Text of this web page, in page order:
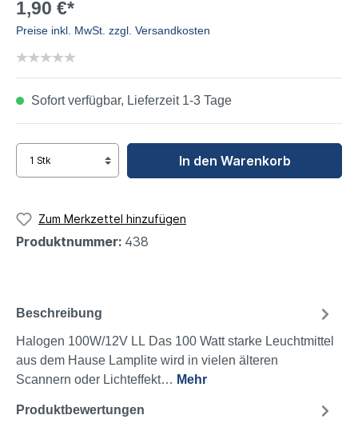
1,90 €*
Preise inkl. MwSt. zzgl. Versandkosten
Sofort verfügbar, Lieferzeit 1-3 Tage
In den Warenkorb
Zum Merkzettel hinzufügen
Produktnummer: 438
Beschreibung
Halogen 100W/12V LL Das 100 Watt starke Leuchtmittel
aus dem Hause Lamplite wird in vielen älteren
Scannern oder Lichteffekt… Mehr
Produktbewertungen